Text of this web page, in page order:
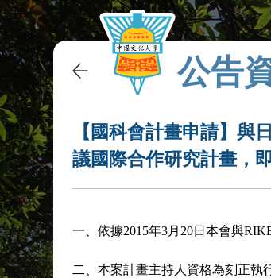
公告
【國科會計畫申請】
議國際合作研究計畫，
一、依據2015年3月20日本會與
二、本案計畫主持人資格為刻正執